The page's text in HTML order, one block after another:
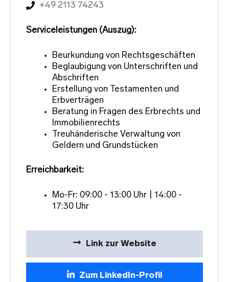
​+49 2113 74243
Serviceleistungen (Auszug):
Beurkundung von Rechtsgeschäften
Beglaubigung von Unterschriften und
Abschriften
Erstellung von Testamenten und
Erbverträgen
Beratung in Fragen des Erbrechts und
Immobilienrechts
Treuhänderische Verwaltung von
Geldern und Grundstücken
Erreichbarkeit:
Mo-Fr: 09:00 - 13:00 Uhr | 14:00 -
17:30 Uhr
Link zur Website
Zum LinkedIn-Profil